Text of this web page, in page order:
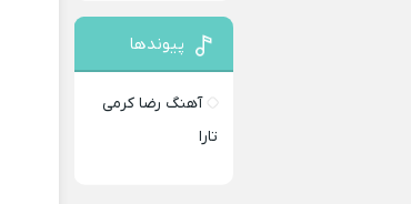
پیوندها
آهنگ رضا کرمی
تارا